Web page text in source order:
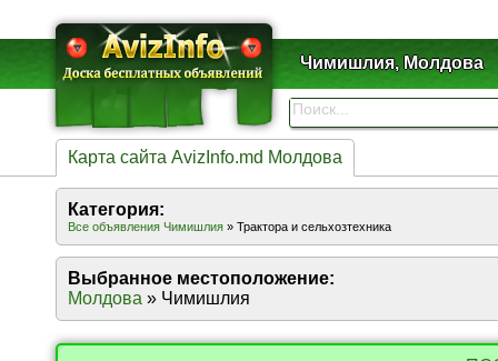
Чимишлия, Молдова
Карта сайта AvizInfo.md Молдова
Категория:
Все объявления Чимишлия » Трактора и сельхозтехника
Выбранное местоположение:
Молдова » Чимишлия